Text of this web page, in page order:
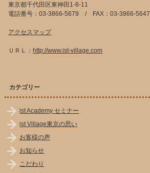
東京都千代田区東神田1-8-11
電話番号：03-3866-5679 / FAX：03-3866-5647
アクセスマップ
ＵＲＬ： http://www.ist-village.com
カテゴリー
ist Academy セミナー
ist Village東京の思い
お客様の声
お知らせ
こだわり